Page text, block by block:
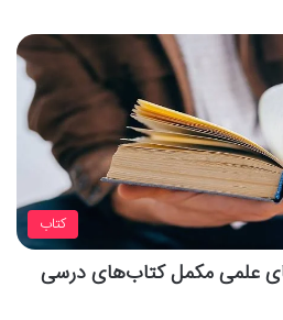
کتاب
علمی مکمل کتاب‌های درسی